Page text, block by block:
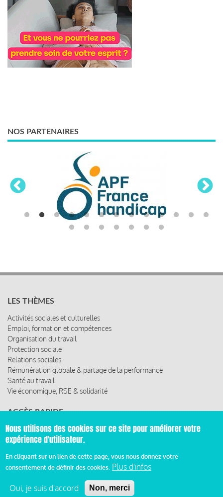
NOS PARTENAIRES
LES THÈMES
Activités sociales et culturelles
Emploi, formation et compétences
Organisation du travail
Protection sociale
Relations sociales
Rémunération globale & partage de la performance
Santé au travail
Vie économique, RSE & solidarité
ACCÈS RAPIDE
Les abonnements
Les rencontres
© 2019 Miroir Social - Réalisé par
Nous utilisons des cookies sur ce site pour améliorer votre
expérience d'utilisateur.
En cliquant sur un lien de cette page, vous nous donnez votre
consentement de définir des cookies. Plus d'infos
Oui, je suis d'accord Non, merci